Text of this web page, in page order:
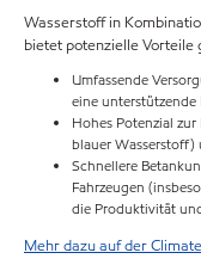
Wasserstoff in
bietet potenzielle Vorteile
Umfassende
eine
Hohes Potenzial
blauer
Schnellere
Fahrzeugen
die Produktivität
Mehr dazu auf der